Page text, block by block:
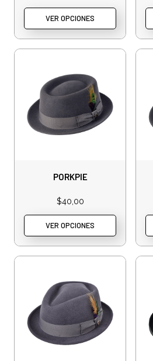
VER OPCIONES
PORKPIE
$40,00
VER OPCIONES